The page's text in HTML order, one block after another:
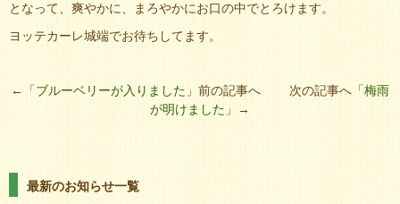
となって、爽やかに、まろやかにお口の中でとろけます。
ヨッテカーレ城端でお待ちしてます。
←「ブルーベリーが入りました 」前の記事へ 次の記事へ「梅雨
が明けました 」→
最新のお知らせ一覧